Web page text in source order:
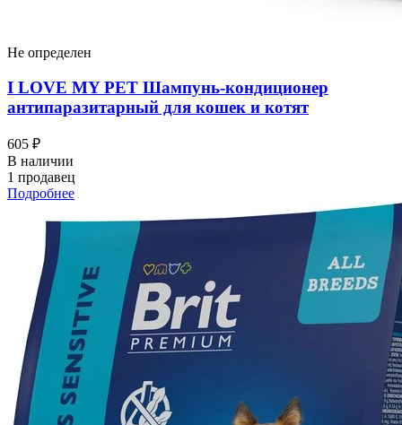
Не определен
I LOVЕ MY PET Шампунь-кондиционер
антипаразитарный для кошек и котят
605 ₽
В наличии
1 продавец
Подробнее